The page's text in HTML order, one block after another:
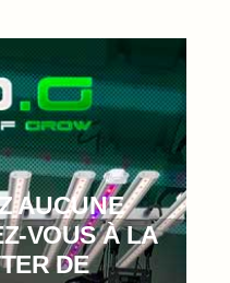
AUCUNE
VOUS À LA
DE